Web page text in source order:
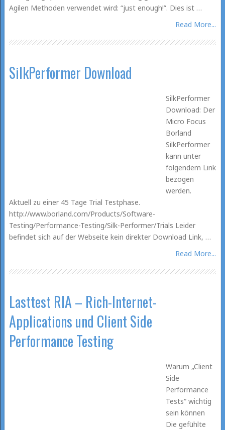
Agilen Methoden verwendet wird: “just enough!”. Dies ist …
Read More...
SilkPerformer Download
SilkPerformer
Download: Der
Micro Focus
Borland
SilkPerformer
kann unter
folgendem Link
bezogen
werden.
Aktuell zu einer 45 Tage Trial Testphase.
http://www.borland.com/Products/Software-
Testing/Performance-Testing/Silk-Performer/Trials Leider
befindet sich auf der Webseite kein direkter Download Link, …
Read More...
Lasttest RIA – Rich-Internet-
Applications und Client Side
Performance Testing
Warum „Client
Side
Performance
Tests“ wichtig
sein können
Die gefühlte